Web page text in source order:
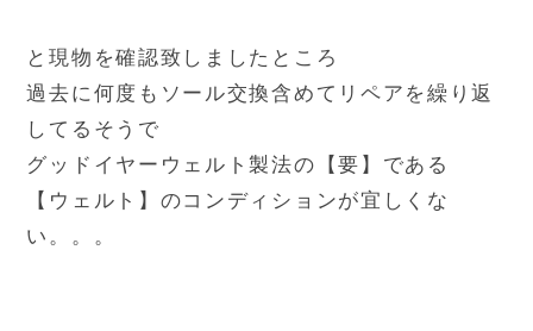
と現物を確認致しましたところ
過去に何度もソール交換含めてリペアを繰り返
してるそうで
グッドイヤーウェルト製法の【要】である
【ウェルト】のコンディションが宜しくな
い。。。